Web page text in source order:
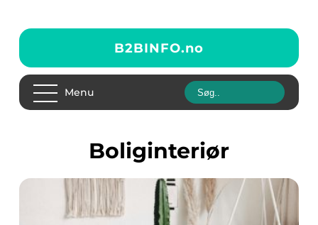
B2BINFO.no
Menu
boliginteriør